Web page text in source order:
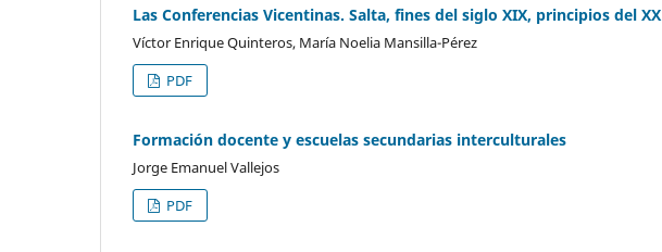
Las Conferencias Vicentinas. Salta, fines del siglo XIX, principios del XX
Víctor Enrique Quinteros, María Noelia Mansilla-Pérez
PDF
Formación docente y escuelas secundarias interculturales
Jorge Emanuel Vallejos
PDF